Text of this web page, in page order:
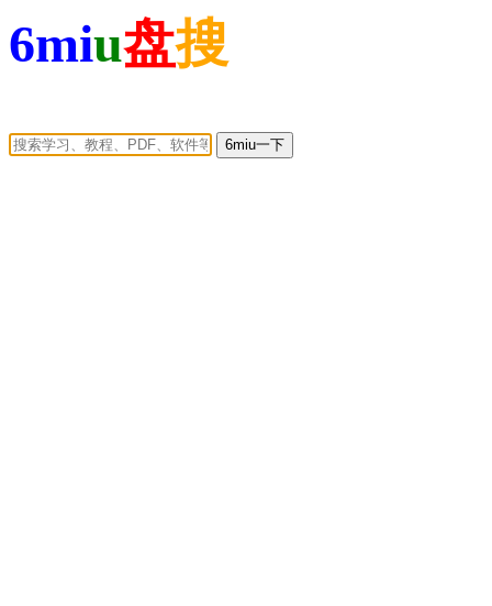
6miu盘搜
6miu一下